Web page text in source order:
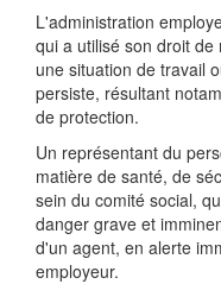
L'administration
qui a utilisé son droit
une situation de travail
persiste, résultant
de protection.
Un représentant du
matière de santé, de
sein du comité social,
danger grave et
d'un agent, en alerte
employeur.